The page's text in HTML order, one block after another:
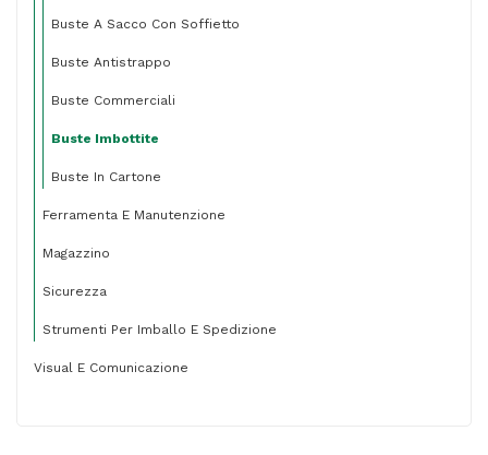
Buste A Sacco Con Soffietto
Buste Antistrappo
Buste Commerciali
Buste Imbottite
Buste In Cartone
Ferramenta E Manutenzione
Magazzino
Sicurezza
Strumenti Per Imballo E Spedizione
Visual E Comunicazione